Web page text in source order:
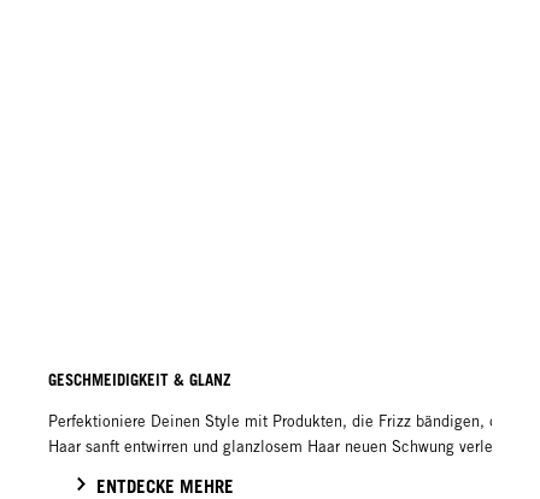
GESCHMEIDIGKEIT & GLANZ
Perfektioniere Deinen Style mit Produkten, die Frizz bändigen, das
Haar sanft entwirren und glanzlosem Haar neuen Schwung verleihen!
ENTDECKE MEHRE